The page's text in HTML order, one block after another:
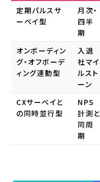
定期パルスサ
ーベイ型
月次・
四半
期
オンボーディン
グ・オフボーデ
ィング連動型
入退
社マイ
ルスト
ーン
CXサーベイと
の同時並行型
NPS
計測と
同周
期